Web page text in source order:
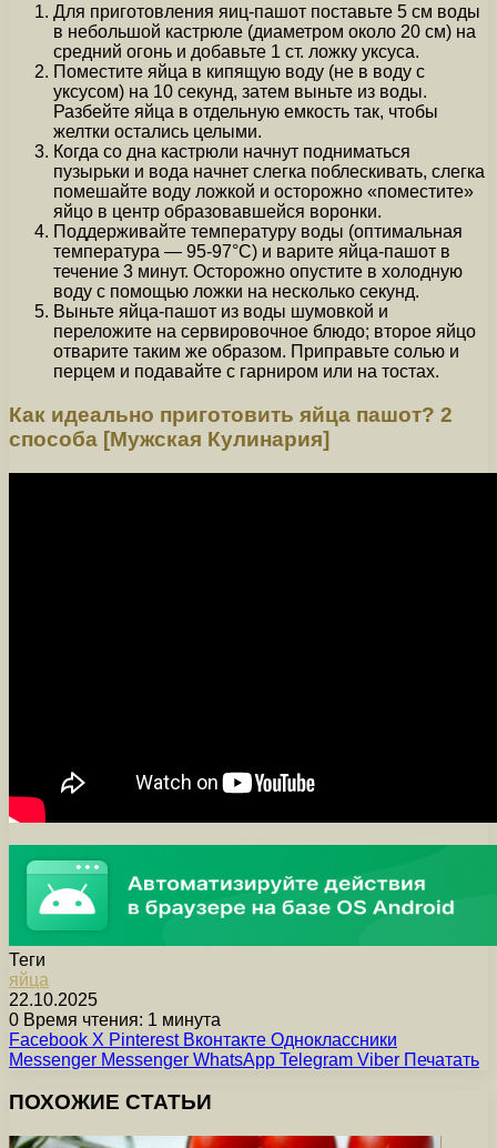
Для приготовления яиц-пашот поставьте 5 см воды
в небольшой кастрюле (диаметром около 20 см) на
средний огонь и добавьте 1 ст. ложку уксуса.
Поместите яйца в кипящую воду (не в воду с
уксусом) на 10 секунд, затем выньте из воды.
Разбейте яйца в отдельную емкость так, чтобы
желтки остались целыми.
Когда со дна кастрюли начнут подниматься
пузырьки и вода начнет слегка поблескивать, слегка
помешайте воду ложкой и осторожно «поместите»
яйцо в центр образовавшейся воронки.
Поддерживайте температуру воды (оптимальная
температура — 95-97°C) и варите яйца-пашот в
течение 3 минут. Осторожно опустите в холодную
воду с помощью ложки на несколько секунд.
Выньте яйца-пашот из воды шумовкой и
переложите на сервировочное блюдо; второе яйцо
отварите таким же образом. Приправьте солью и
перцем и подавайте с гарниром или на тостах.
Как идеально приготовить яйца пашот? 2
способа [Мужская Кулинария]
Теги
яйца
22.10.2025
0 Время чтения: 1 минута
Facebook X Pinterest Вконтакте Одноклассники
Messenger Messenger WhatsApp Telegram Viber Печатать
ПОХОЖИЕ СТАТЬИ